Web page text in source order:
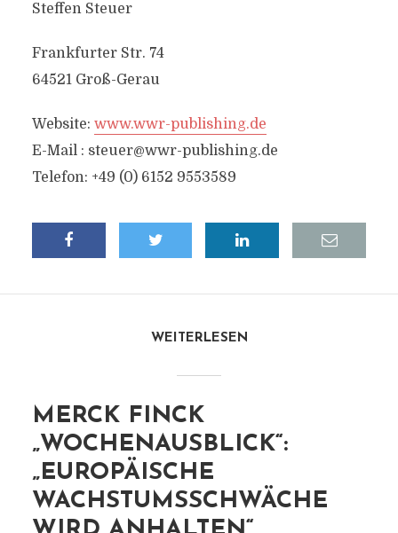
Steffen Steuer
Frankfurter Str. 74
64521 Groß-Gerau
Website: www.wwr-publishing.de
E-Mail : steuer@wwr-publishing.de
Telefon: +49 (0) 6152 9553589
WEITERLESEN
MERCK FINCK
„WOCHENAUSBLICK“:
„EUROPÄISCHE
WACHSTUMSSCHWÄCHE